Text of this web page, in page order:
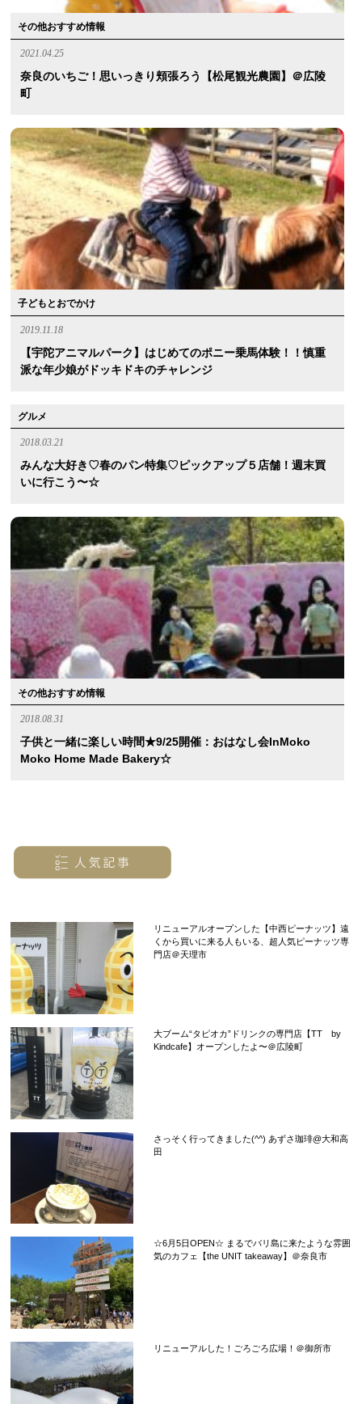
その他おすすめ情報
2021.04.25
奈良のいちご！思いっきり頬張ろう【松尾観光農園】＠広陵
町
子どもとおでかけ
2019.11.18
【宇陀アニマルパーク】はじめてのポニー乗馬体験！！慎重
派な年少娘がドッキドキのチャレンジ
グルメ
2018.03.21
みんな大好き♡春のパン特集♡ピックアップ５店舗！週末買
いに行こう〜☆
その他おすすめ情報
2018.08.31
子供と一緒に楽しい時間★9/25開催：おはなし会inMoko
Moko Home Made Bakery☆
リニューアルオープンした【中西ピーナッツ】遠
くから買いに来る人もいる、超人気ピーナッツ専
門店＠天理市
大ブーム“タピオカ”ドリンクの専門店【TT by
Kindcafe】オープンしたよ〜＠広陵町
さっそく行ってきました(^^) あずさ珈琲@大和高
田
☆6月5日OPEN☆ まるでバリ島に来たような雰囲
気のカフェ【the UNIT takeaway】＠奈良市
リニューアルした！ごろごろ広場！＠御所市